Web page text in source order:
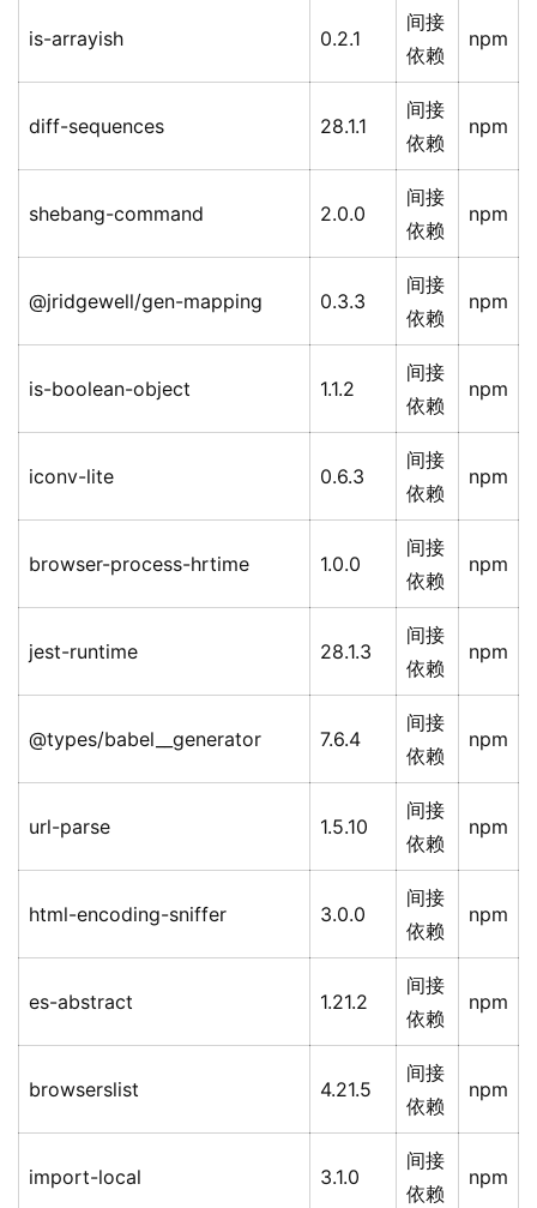
is-arrayish 0.2.1
间接
依赖
npm
diff-sequences 28.1.1
间接
依赖
npm
shebang-command 2.0.0
间接
依赖
npm
@jridgewell/gen-mapping 0.3.3
间接
依赖
npm
is-boolean-object 1.1.2
间接
依赖
npm
iconv-lite 0.6.3
间接
依赖
npm
browser-process-hrtime 1.0.0
间接
依赖
npm
jest-runtime 28.1.3
间接
依赖
npm
@types/babel__generator 7.6.4
间接
依赖
npm
url-parse 1.5.10
间接
依赖
npm
html-encoding-sniffer 3.0.0
间接
依赖
npm
es-abstract 1.21.2
间接
依赖
npm
browserslist 4.21.5
间接
依赖
npm
import-local 3.1.0
间接
依赖
npm